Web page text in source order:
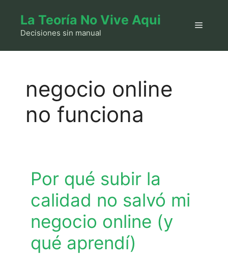
contenido
La Teoría No Vive Aqui
Decisiones sin manual
Menú
negocio online
no funciona
Por qué subir la
calidad no salvó mi
negocio online (y
qué aprendí)